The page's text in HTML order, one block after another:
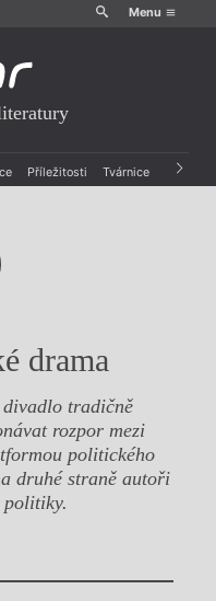
Menu
Příležitosti Tvárnice Archiv
drama
tradičně
rozpor mezi
politického
druhé straně autoři